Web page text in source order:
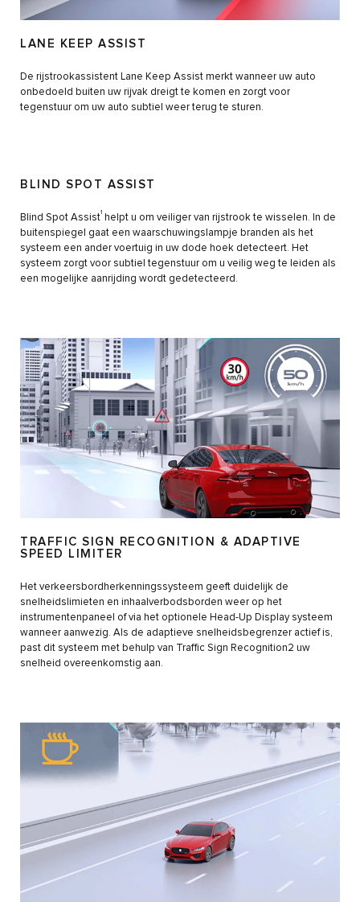
LANE KEEP ASSIST
De rijstrookassistent Lane Keep Assist merkt wanneer uw auto
onbedoeld buiten uw rijvak dreigt te komen en zorgt voor
tegenstuur om uw auto subtiel weer terug te sturen.
BLIND SPOT ASSIST
Blind Spot Assist1
helpt u om veiliger van rijstrook te wisselen. In de
buitenspiegel gaat een waarschuwingslampje branden als het
systeem een ander voertuig in uw dode hoek detecteert. Het
systeem zorgt voor subtiel tegenstuur om u veilig weg te leiden als
een mogelijke aanrijding wordt gedetecteerd.
TRAFFIC SIGN RECOGNITION & ADAPTIVE
SPEED LIMITER
Het verkeersbordherkenningssysteem geeft duidelijk de
snelheidslimieten en inhaalverbodsborden weer op het
instrumentenpaneel of via het optionele Head-Up Display systeem
wanneer aanwezig. Als de adaptieve snelheidsbegrenzer actief is,
past dit systeem met behulp van Traffic Sign Recognition2 uw
snelheid overeenkomstig aan.